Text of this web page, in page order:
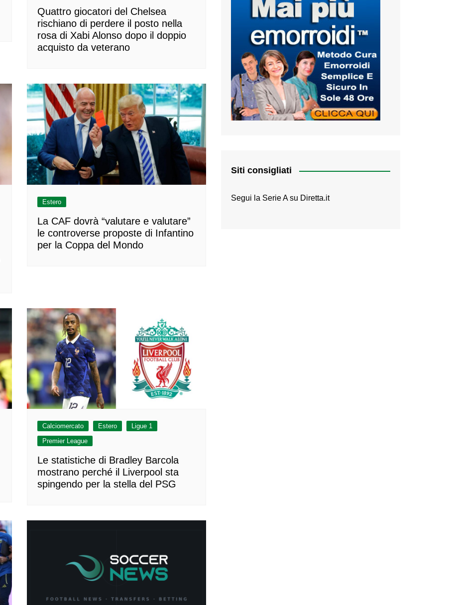
Quattro giocatori del Chelsea
rischiano di perdere il posto nella
rosa di Xabi Alonso dopo il doppio
acquisto da veterano
Estero
La CAF dovrà “valutare e valutare”
le controverse proposte di Infantino
per la Coppa del Mondo
Calciomercato Estero
Ligue 1
Premier League
Le statistiche di Bradley Barcola
mostrano perché il Liverpool sta
spingendo per la stella del PSG
Siti consigliati
Segui la Serie A su Diretta.it